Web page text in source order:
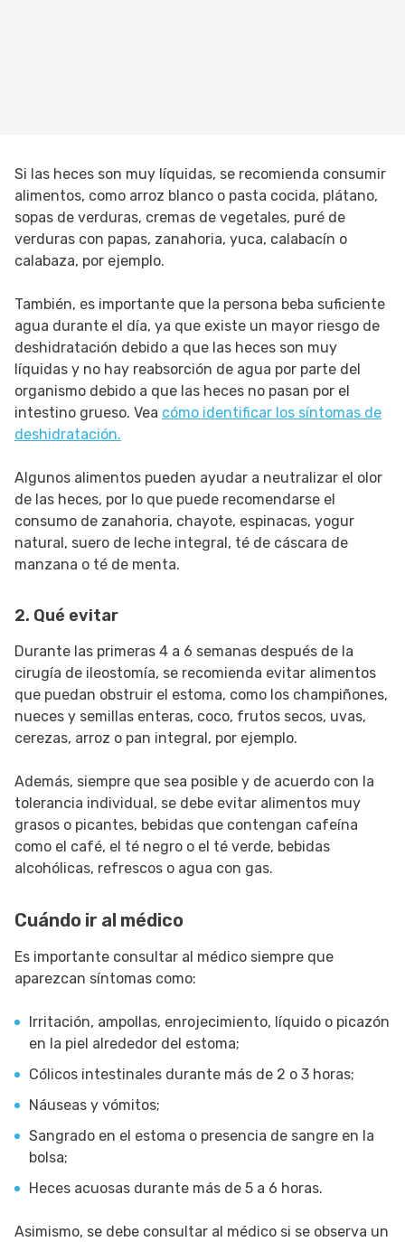
Si las heces son muy líquidas, se recomienda consumir
alimentos, como arroz blanco o pasta cocida, plátano,
sopas de verduras, cremas de vegetales, puré de
verduras con papas, zanahoria, yuca, calabacín o
calabaza, por ejemplo.
También, es importante que la persona beba suficiente
agua durante el día, ya que existe un mayor riesgo de
deshidratación debido a que las heces son muy
líquidas y no hay reabsorción de agua por parte del
organismo debido a que las heces no pasan por el
intestino grueso. Vea cómo identificar los síntomas de
deshidratación.
Algunos alimentos pueden ayudar a neutralizar el olor
de las heces, por lo que puede recomendarse el
consumo de zanahoria, chayote, espinacas, yogur
natural, suero de leche integral, té de cáscara de
manzana o té de menta.
2. Qué evitar
Durante las primeras 4 a 6 semanas después de la
cirugía de ileostomía, se recomienda evitar alimentos
que puedan obstruir el estoma, como los champiñones,
nueces y semillas enteras, coco, frutos secos, uvas,
cerezas, arroz o pan integral, por ejemplo.
Además, siempre que sea posible y de acuerdo con la
tolerancia individual, se debe evitar alimentos muy
grasos o picantes, bebidas que contengan cafeína
como el café, el té negro o el té verde, bebidas
alcohólicas, refrescos o agua con gas.
Cuándo ir al médico
Es importante consultar al médico siempre que
aparezcan síntomas como:
Irritación, ampollas, enrojecimiento, líquido o picazón
en la piel alrededor del estoma;
Cólicos intestinales durante más de 2 o 3 horas;
Náuseas y vómitos;
Sangrado en el estoma o presencia de sangre en la
bolsa;
Heces acuosas durante más de 5 a 6 horas.
Asimismo, se debe consultar al médico si se observa un